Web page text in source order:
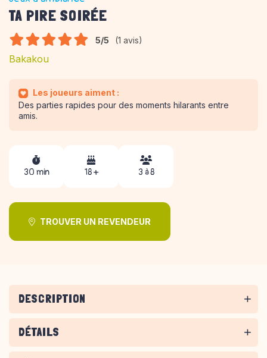
TA PIRE SOIRÉE
5/5 (1 avis)
Bakakou
Les joueurs aiment :
Des parties rapides pour des moments hilarants entre
amis.
30 min 18 + 3 à 8
TROUVER UN REVENDEUR
DESCRIPTION
DÉTAILS